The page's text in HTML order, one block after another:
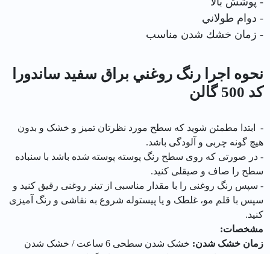
- دوام طولاني
- زمان خشك شدن مناسب
نحوه اجرا رنگ روغني براق سفيد ساندورا
کد 500 گالن
- ابتدا مطمئن شوید که سطح مورد نظرتان تمیز و خشک و بدون
هیچ گونه چربی و آلودگی باشد.
- در صورتی که روی سطح رنگ پوسته پوسته شده باشد با سنباده
سطح را صاف و صیقلی کنید.
- سپس رنگ روغنی را با مقدار مناسبی از تینر روغنی رقیق کنید و
سپس با قلم مو، غلطک و یا پیستوله شروع به نقاشی و رنگ آمیزی
کنید.
مشخصات:
زمان خشک شدن:
خشک شدن سطحی 6 ساعت / خشک شدن